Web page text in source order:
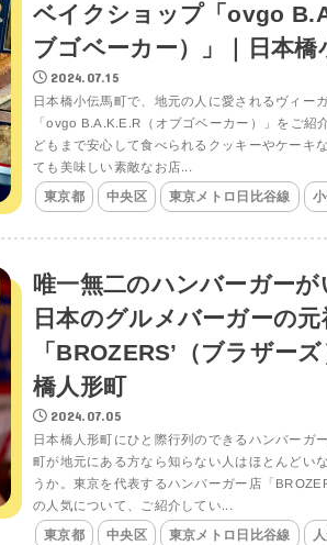
ベイクショップ「ovgo
ブゴベーカー）」｜日本橋
2024.07.15
日本橋小伝馬町で、地元の人に愛されるヴィー
「ovgo B.A.K.E.R（オブゴベーカー）」をご紹
どもまで安心して食べられるクッキーやケーキ
ても美味しい素敵なお店...
東京都 中央区 東京メトロ日比谷線
唯一無二のハンバーガー
日本のグルメバーガーの元
「BROZERS’（ブラザー
橋人形町
2024.07.05
日本橋人形町にひと際行列のできるハンバーガ
町が地元にある方なら知らない人はほとんどい
うか。東京を代表するハンバーガー店「
の人気について、ご紹介してい...
東京都 中央区 東京メトロ日比谷線